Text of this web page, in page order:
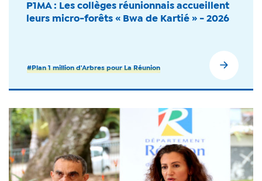
P1MA : Les collèges réunionnais accueillent
leurs micro-forêts « Bwa de Kartié » - 2026
#Plan 1 million d'Arbres pour La Réunion